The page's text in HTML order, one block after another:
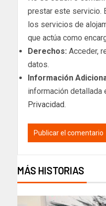
prestar este servicio.
los servicios de
que actúa como
Derechos: Acceder,
datos.
Información
información detallada
Privacidad.
MÁS HISTORIAS